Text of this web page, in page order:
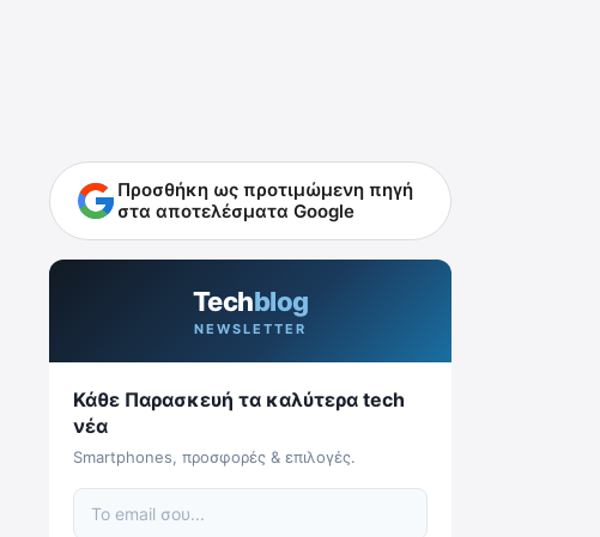
Προσθήκη ως προτιμώμενη πηγή
στα αποτελέσματα Google
Techblog
NEWSLETTER
Κάθε Παρασκευή τα καλύτερα tech
νέα
Smartphones, προσφορές & επιλογές.